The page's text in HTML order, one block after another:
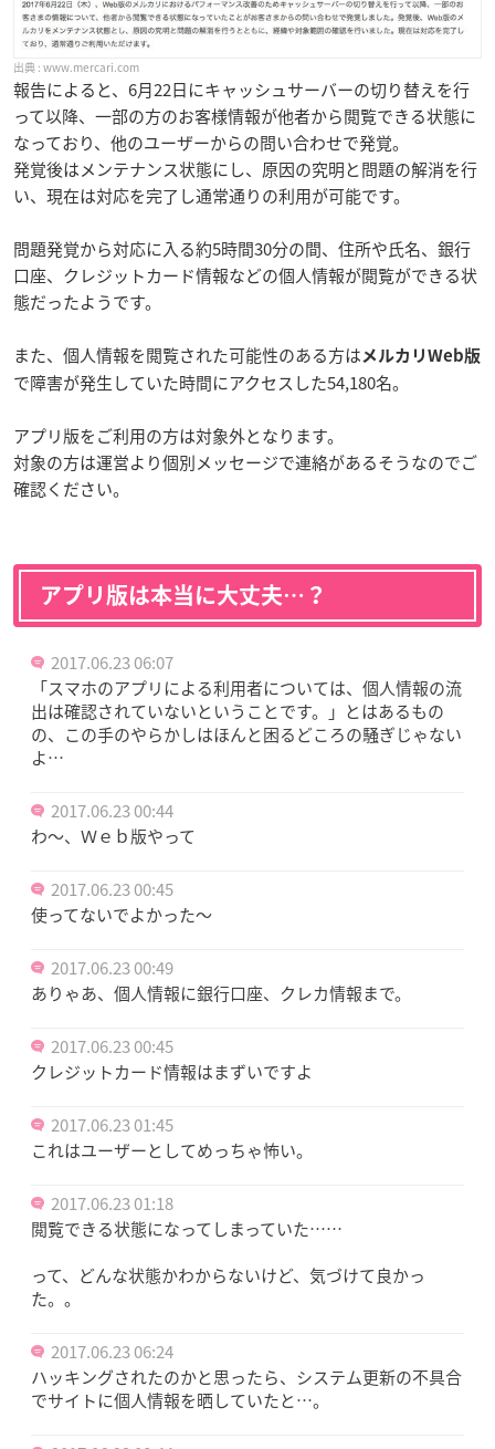
www.mercari.com
報告によると、6月22日にキャッシュサーバーの切り替えを行
って以降、一部の方のお客様情報が他者から閲覧できる状態に
なっており、他のユーザーからの問い合わせで発覚。
発覚後はメンテナンス状態にし、原因の究明と問題の解消を行
い、現在は対応を完了し通常通りの利用が可能です。
問題発覚から対応に入る約5時間30分の間、住所や氏名、銀行
口座、クレジットカード情報などの個人情報が閲覧ができる状
態だったようです。
また、個人情報を閲覧された可能性のある方は メルカリWeb版
で障害が発生していた時間にアクセスした54,180名。
アプリ版をご利用の方は対象外となります。
対象の方は運営より個別メッセージで連絡があるそうなのでご
確認ください。
アプリ版は本当に大丈夫…？
2017.06.23 06:07
「スマホのアプリによる利用者については、個人情報の流
出は確認されていないということです。」とはあるもの
の、この手のやらかしはほんと困るどころの騒ぎじゃない
よ…
2017.06.23 00:44
わ～、Ｗｅｂ版やって
2017.06.23 00:45
使ってないでよかった～
2017.06.23 00:49
ありゃあ、個人情報に銀行口座、クレカ情報まで。
2017.06.23 00:45
クレジットカード情報はまずいですよ
2017.06.23 01:45
これはユーザーとしてめっちゃ怖い。
2017.06.23 01:18
閲覧できる状態になってしまっていた……
って、どんな状態かわからないけど、気づけて良かっ
た。。
2017.06.23 06:24
ハッキングされたのかと思ったら、システム更新の不具合
でサイトに個人情報を晒していたと…。